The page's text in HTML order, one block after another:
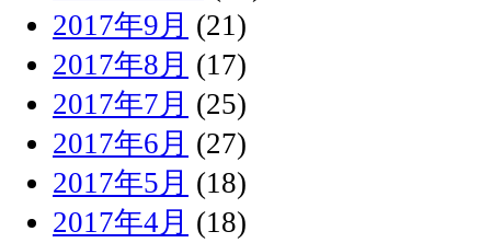
2017年9月 (21)
2017年8月 (17)
2017年7月 (25)
2017年6月 (27)
2017年5月 (18)
2017年4月 (18)